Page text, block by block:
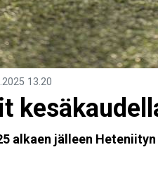
13.20
alkaen jälleen